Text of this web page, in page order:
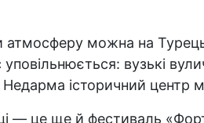
атмосферу можна на
вузькі
історичний
— це ще й фестиваль